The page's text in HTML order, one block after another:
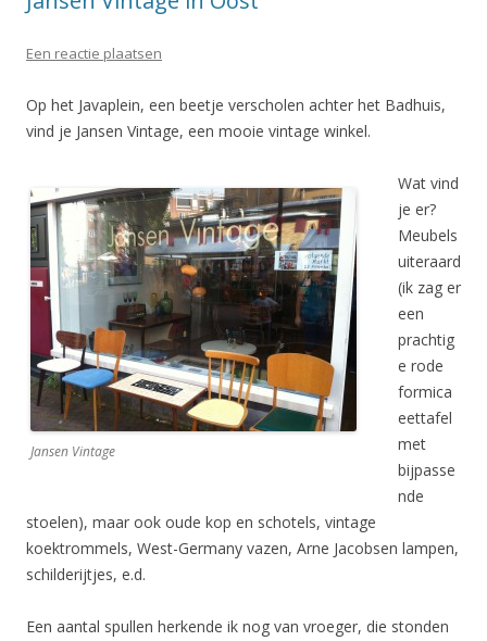
Een reactie plaatsen
Op het Javaplein, een beetje verscholen achter het Badhuis,
vind je Jansen Vintage, een mooie vintage winkel.
Jansen Vintage
Wat vind
je er?
Meubels
uiteraard
(ik zag er
een
prachtig
e rode
formica
eettafel
met
bijpasse
nde
stoelen), maar ook oude kop en schotels, vintage
koektrommels, West-Germany vazen, Arne Jacobsen lampen,
schilderijtjes, e.d.
Een aantal spullen herkende ik nog van vroeger, die stonden